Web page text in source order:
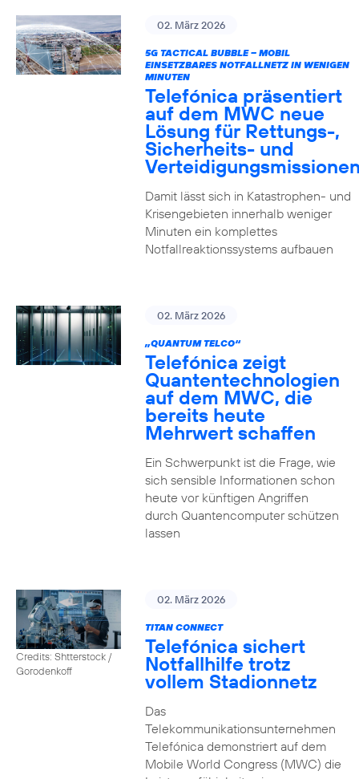
02. März 2026
5G TACTICAL BUBBLE – MOBIL
EINSETZBARES NOTFALLNETZ IN WENIGEN
MINUTEN
Telefónica präsentiert
auf dem MWC neue
Lösung für Rettungs-,
Sicherheits- und
Damit lässt sich in Katastrophen- und
Krisengebieten innerhalb weniger
Minuten ein komplettes
Notfallreaktionssystems aufbauen
02. März 2026
„QUANTUM TELCO“
Telefónica zeigt
Quanten­technologien
auf dem MWC, die
bereits heute
Mehrwert schaffen
Ein Schwerpunkt ist die Frage, wie
sich sensible Informationen schon
heute vor künftigen Angriffen
durch Quantencomputer schützen
lassen
Credits: Shtterstock /
Gorodenkoff
02. März 2026
TITAN CONNECT
Telefónica sichert
Notfallhilfe trotz
vollem Stadionnetz
Das
Telekommunikationsunternehmen
Telefónica demonstriert auf dem
Mobile World Congress (MWC) die